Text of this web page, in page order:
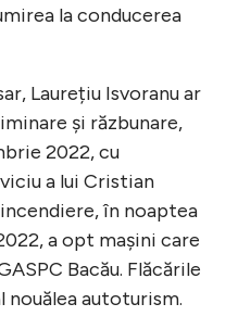
la conducerea
Laurețiu Isvoranu ar
și răzbunare,
2022, cu
a lui Cristian
în noaptea
a opt mașini care
Bacău. Flăcările
nouălea autoturism.